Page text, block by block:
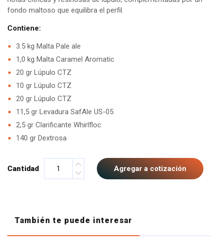
fondo maltoso que equilibra el perfil.
Contiene:
3.5 kg Malta Pale ale
1,0 kg Malta Caramel Aromatic
20 gr Lúpulo CTZ
10 gr Lúpulo CTZ
20 gr Lúpulo CTZ
11,5 gr Levadura SafAle US-05
2,5 gr Clarificante Whirlfloc
140 gr Dextrosa
Cantidad Agregar a cotización
También te puede interesar